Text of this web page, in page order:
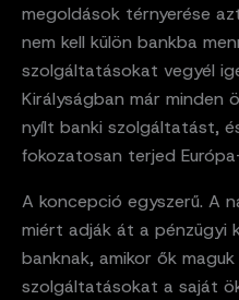
megoldások térnyerése
nem kell külön bankba
szolgáltatásokat vegyél
Királyságban már minden
nyílt banki szolgáltatást,
fokozatosan terjed
A koncepció egyszerű. A
miért adják át a pénzügyi
banknak, amikor ők
szolgáltatásokat a saját